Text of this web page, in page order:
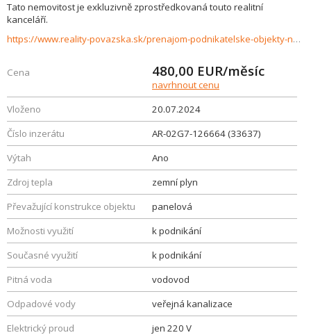
Tato nemovitost je exkluzivně zprostředkovaná touto realitní
kanceláří.
https://www.reality-povazska.sk/prenajom-podnikatelske-objekty-novostavby/Podnikatelsky-objekt-na-prenajomj-Povazska-Bystrica-33637/?utm_source=areality&utm_medium=xml&utm_term=33637&utm_content=pozemok&utm_campaign=portaly
Cena 480,00 EUR/měsíc
navrhnout cenu
Vloženo
20.07.2024
Číslo inzerátu
AR-02G7-126664 (33637)
Výtah
Ano
Zdroj tepla
zemní plyn
Převažující konstrukce objektu
panelová
Možnosti využití
k podnikání
Současné využití
k podnikání
Pitná voda
vodovod
Odpadové vody
veřejná kanalizace
Elektrický proud
jen 220 V